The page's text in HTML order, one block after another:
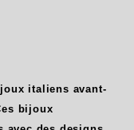
italiens avant-
bijoux